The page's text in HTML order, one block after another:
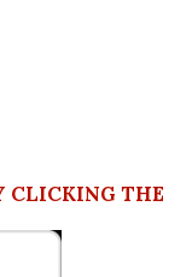
CLICKING THE